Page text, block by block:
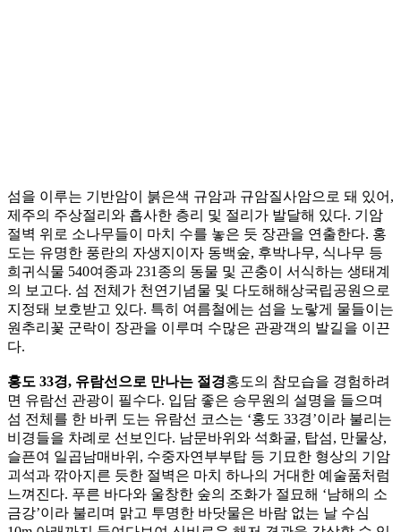
섬을 이루는 기반암이 붉은색 규암과 규암질사암으로 돼 있어,
제주의 주상절리와 흡사한 층리 및 절리가 발달해 있다. 기암
절벽 위로 소나무들이 마치 수를 놓은 듯 장관을 연출한다. 홍
도는 유명한 풍란의 자생지이자 동백숲, 후박나무, 식나무 등
희귀식물 540여종과 231종의 동물 및 곤충이 서식하는 생태계
의 보고다. 섬 전체가 천연기념물 및 다도해해상국립공원으로
지정돼 보호받고 있다. 특히 여름철에는 섬을 노랗게 물들이는
원추리꽃 군락이 장관을 이루며 수많은 관광객의 발길을 이끈
다.
홍도 33경, 유람선으로 만나는 절경홍도의 참모습을 경험하려
면 유람선 관광이 필수다. 입담 좋은 승무원의 설명을 들으며
섬 전체를 한 바퀴 도는 유람선 코스는 ‘홍도 33경’이라 불리는
비경들을 차례로 선보인다. 남문바위와 석화굴, 탑섬, 만물상,
슬픈여 일곱남매바위, 수중자연부부탑 등 기묘한 형상의 기암
괴석과 깎아지른 듯한 절벽은 마치 하나의 거대한 예술품처럼
느껴진다. 푸른 바다와 울창한 숲의 조화가 절묘해 ‘남해의 소
금강’이라 불리며 맑고 투명한 바닷물은 바람 없는 날 수심